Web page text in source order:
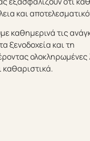
και
καθημερινά τις
ξενοδοχεία και τη
ολοκληρωμένες